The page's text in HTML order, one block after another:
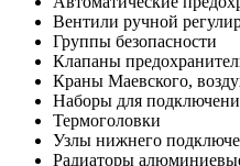
Вентили ручной
Группы безопасности
Клапаны
Краны Маевского,
Наборы для
Термоголовки
Узлы нижнего
Радиаторы